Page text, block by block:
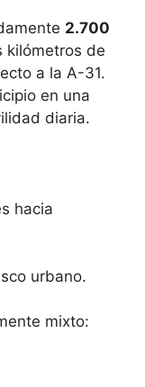
2.700
kilómetros de
a la A-31.
en una
diaria.
hacia
urbano.
mixto: